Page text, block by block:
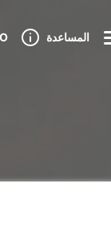
المساعدة